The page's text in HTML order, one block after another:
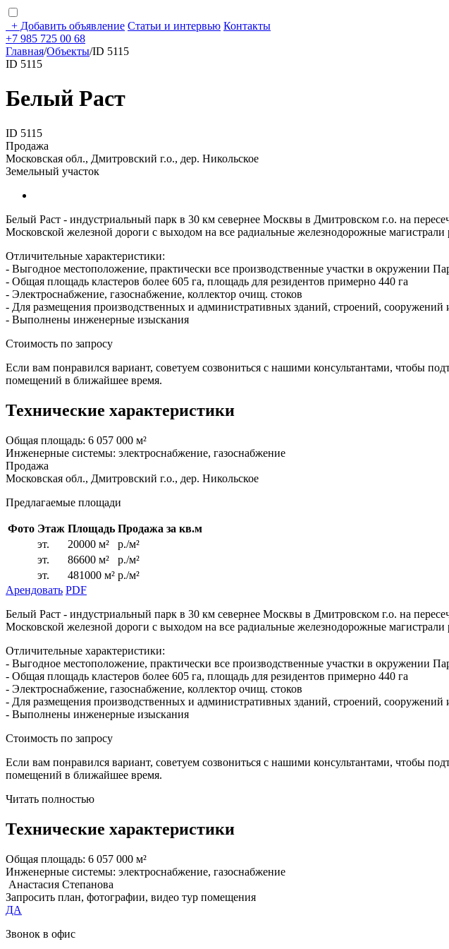
+ Добавить объявление Статьи и интервью Контакты
+7 985 725 00 68
Главная/Объекты/ID 5115
ID 5115
Белый Раст
ID 5115
Продажа
Московская обл., Дмитровский г.о., дер. Никольское
Земельный участок
Белый Раст - индустриальный парк в 30 км севернее Москвы в Дмитровском г.о. на
Московской железной дороги с выходом на все радиальные железнодорожные магистрали
Отличительные характеристики:
- Выгодное местоположение, практически все производственные участки в окружении
- Общая площадь кластеров более 605 га, площадь для резидентов примерно 440 га
- Электроснабжение, газоснабжение, коллектор очищ. стоков
- Для размещения производственных и административных зданий, строений,
- Выполнены инженерные изыскания
Стоимость по запросу
Если вам понравился вариант, советуем созвониться с нашими консультантами, чтобы
помещений в ближайшее время.
Технические характеристики
Общая площадь: 6 057 000 м²
Инженерные системы: электроснабжение, газоснабжение
Продажа
Московская обл., Дмитровский г.о., дер. Никольское
Предлагаемые площади
Фото Этаж Площадь Продажа за кв.м
эт.
20000 м²
р./м²
эт.
86600 м²
р./м²
эт.
481000 м² р./м²
Арендовать PDF
Белый Раст - индустриальный парк в 30 км севернее Москвы в Дмитровском г.о. на
Московской железной дороги с выходом на все радиальные железнодорожные магистрали
Отличительные характеристики:
- Выгодное местоположение, практически все производственные участки в окружении
- Общая площадь кластеров более 605 га, площадь для резидентов примерно 440 га
- Электроснабжение, газоснабжение, коллектор очищ. стоков
- Для размещения производственных и административных зданий, строений,
- Выполнены инженерные изыскания
Стоимость по запросу
Если вам понравился вариант, советуем созвониться с нашими консультантами, чтобы
помещений в ближайшее время.
Читать полностью
Технические характеристики
Общая площадь: 6 057 000 м²
Инженерные системы: электроснабжение, газоснабжение
Анастасия Степанова
Запросить план, фотографии, видео тур помещения
ДА
Звонок в офис